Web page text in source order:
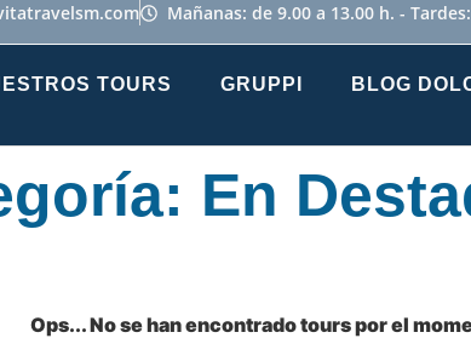
Mañanas: de 9.00 a 13.00 h. -
TOURS GRUPPI BLOG
En
Ops... No se han encontrado tours por el